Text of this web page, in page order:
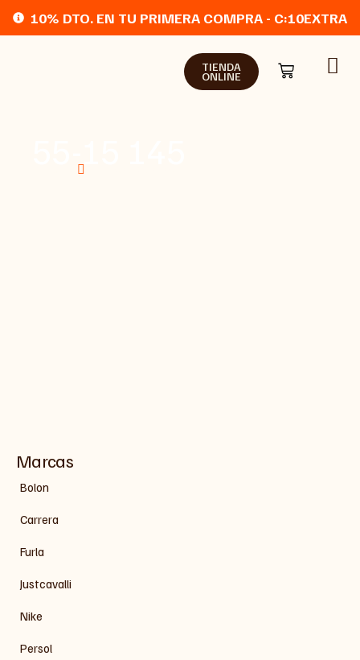
10% DTO. EN TU PRIMERA COMPRA - C:10EXTRA
TIENDA
ONLINE
Marcas
Bolon
Carrera
Furla
Justcavalli
Nike
Persol